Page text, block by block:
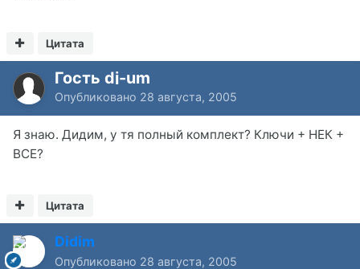
Цитата
Гость dj-um
Опубликовано 28 августа, 2005
Я знаю. Дидим, у тя полный комплект? Ключи + НЕК +
ВСЕ?
Цитата
Didim
Опубликовано 28 августа, 2005